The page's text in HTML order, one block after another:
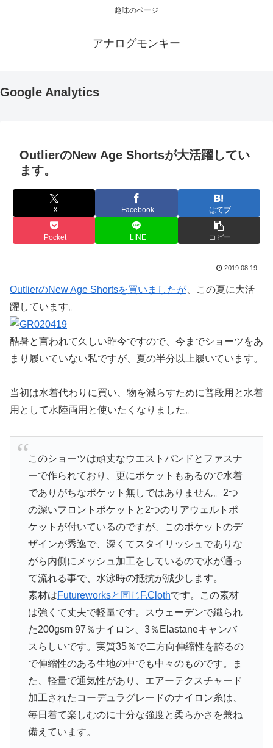
趣味のページ
アナログモンキー
Google Analytics
OutlierのNew Age Shortsが大活躍してい
ます。
X Facebook はてブ
Pocket LINE コピー
2019.08.19
OutlierのNew Age Shortsを買いましたが 、この夏に大活
躍しています。
酷暑と言われて久しい昨今ですので、今までショーツをあ
まり履いていない私ですが、夏の半分以上履いています。
当初は水着代わりに買い、物を減らすために普段用と水着
用として水陸両用と使いたくなりました。
このショーツは頑丈なウエストバンドとファスナ
ーで作られており、更にポケットもあるので水着
でありがちなポケット無しではありません。2つ
の深いフロントポケットと2つのリアウェルトポ
ケットが付いているのですが、このポケットのデ
ザインが秀逸で、深くてスタイリッシュでありな
がら内側にメッシュ加工をしているので水が通っ
て流れる事で、水泳時の抵抗が減少します。
素材はFutureworksと同じF.Clothです。この素材
は強くて丈夫で軽量です。スウェーデンで織られ
た200gsm 97％ナイロン、3％Elastaneキャンバ
スらしいです。実質35％で二方向伸縮性を誇るの
で伸縮性のある生地の中でも中々のものです。ま
た、軽量で通気性があり、エアーテクスチャード
加工されたコーデュラグレードのナイロン糸は、
毎日着て楽しむのに十分な強度と柔らかさを兼ね
備えています。